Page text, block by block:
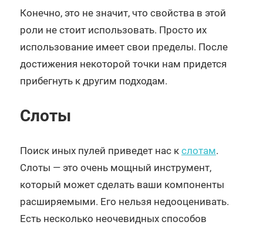
Конечно, это не значит, что свойства в этой
роли не стоит использовать. Просто их
использование имеет свои пределы. После
достижения некоторой точки нам придется
прибегнуть к другим подходам.
Слоты
Поиск иных пулей приведет нас к слотам.
Слоты — это очень мощный инструмент,
который может сделать ваши компоненты
расширяемыми. Его нельзя недооценивать.
Есть несколько неочевидных способов